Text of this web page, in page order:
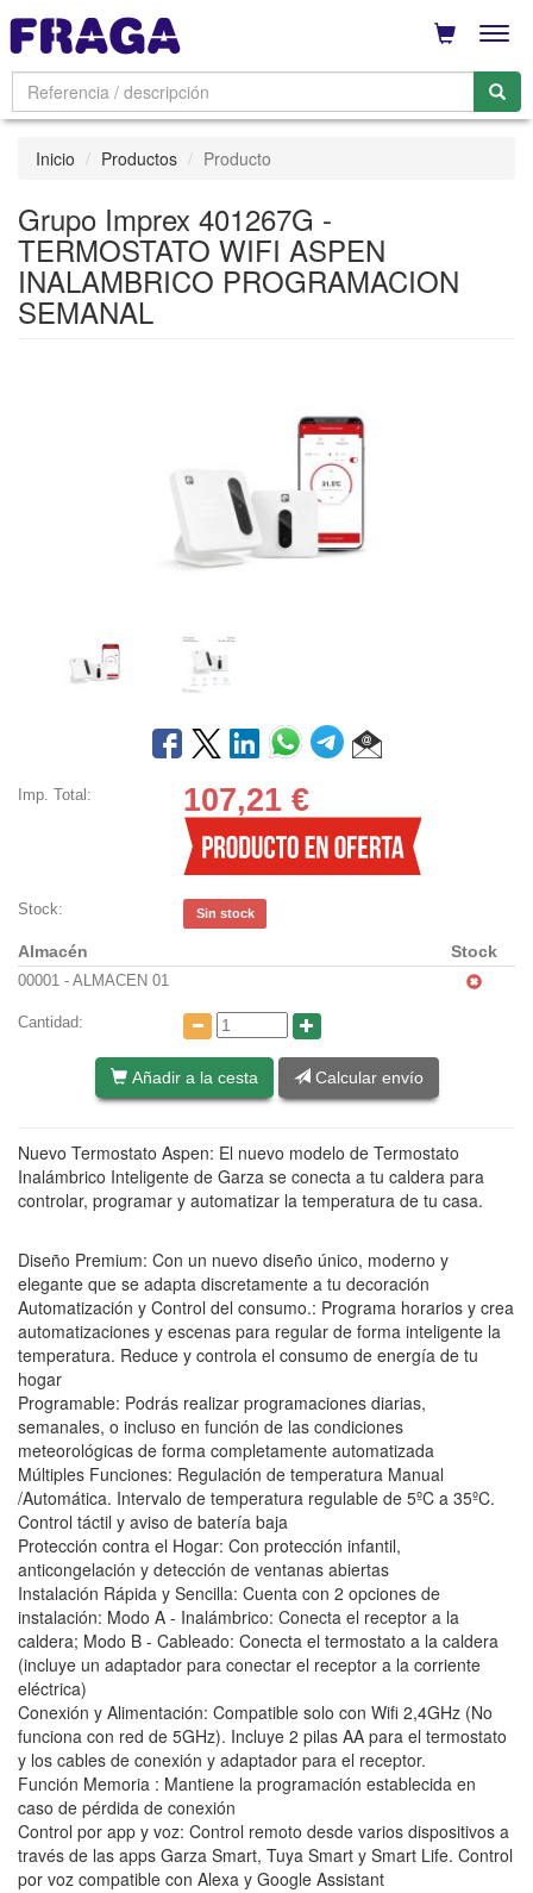
Inicio Productos Producto
Grupo Imprex 401267G -
TERMOSTATO WIFI ASPEN
INALAMBRICO PROGRAMACION
SEMANAL
Imp. Total: 107,21 €
Stock: Sin stock
Almacén Stock
00001 - ALMACEN 01
Cantidad:
Añadir a la cesta Calcular envío
Nuevo Termostato Aspen: El nuevo modelo de Termostato
Inalámbrico Inteligente de Garza se conecta a tu caldera para
controlar, programar y automatizar la temperatura de tu casa.
Diseño Premium: Con un nuevo diseño único, moderno y
elegante que se adapta discretamente a tu decoración
Automatización y Control del consumo.: Programa horarios y crea
automatizaciones y escenas para regular de forma inteligente la
temperatura. Reduce y controla el consumo de energía de tu
hogar
Programable: Podrás realizar programaciones diarias,
semanales, o incluso en función de las condiciones
meteorológicas de forma completamente automatizada
Múltiples Funciones: Regulación de temperatura Manual
/Automática. Intervalo de temperatura regulable de 5ºC a 35ºC.
Control táctil y aviso de batería baja
Protección contra el Hogar: Con protección infantil,
anticongelación y detección de ventanas abiertas
Instalación Rápida y Sencilla: Cuenta con 2 opciones de
instalación: Modo A - Inalámbrico: Conecta el receptor a la
caldera; Modo B - Cableado: Conecta el termostato a la caldera
(incluye un adaptador para conectar el receptor a la corriente
eléctrica)
Conexión y Alimentación: Compatible solo con Wifi 2,4GHz (No
funciona con red de 5GHz). Incluye 2 pilas AA para el termostato
y los cables de conexión y adaptador para el receptor.
Función Memoria : Mantiene la programación establecida en
caso de pérdida de conexión
Control por app y voz: Control remoto desde varios dispositivos a
través de las apps Garza Smart, Tuya Smart y Smart Life. Control
por voz compatible con Alexa y Google Assistant